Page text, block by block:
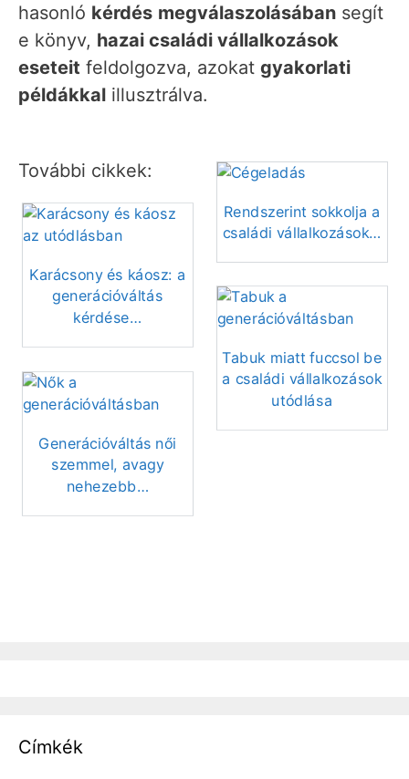
hasonló kérdés megválaszolásában segít
e könyv, hazai családi vállalkozások
eseteit feldolgozva, azokat gyakorlati
példákkal illusztrálva.
További cikkek:
Karácsony és káosz: a
generációváltás
kérdése…
Generációváltás női
szemmel, avagy
nehezebb…
Rendszerint sokkolja a
családi vállalkozások…
Tabuk miatt fuccsol be
a családi vállalkozások
utódlása
Címkék